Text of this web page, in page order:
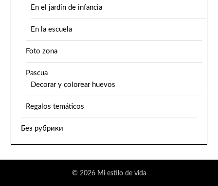
En el jardín de infancia
En la escuela
Foto zona
Pascua
Decorar y colorear huevos
Regalos temáticos
Без рубрики
© 2026 Mi estilo de vida